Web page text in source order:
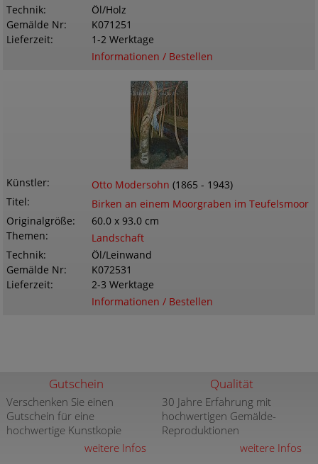
Technik
Öl/Holz
Gemälde Nr
K071251
Lieferzeit
1-2 Werktage
Informationen / Bestellen
Künstler Otto Modersohn (1865 - 1943)
Titel
Birken an einem Moorgraben im Teufelsmoor
Originalgröße
60.0 x 93.0 cm
Themen
Landschaft
Technik
Öl/Leinwand
Gemälde Nr
K072531
Lieferzeit
2-3 Werktage
Informationen / Bestellen
Gutschein
Verschenken Sie einen
Gutschein für eine
hochwertige Kunstkopie
weitere Infos
Qualität
30 Jahre Erfahrung mit
hochwertigen Gemälde-
Reproduktionen
weitere Infos